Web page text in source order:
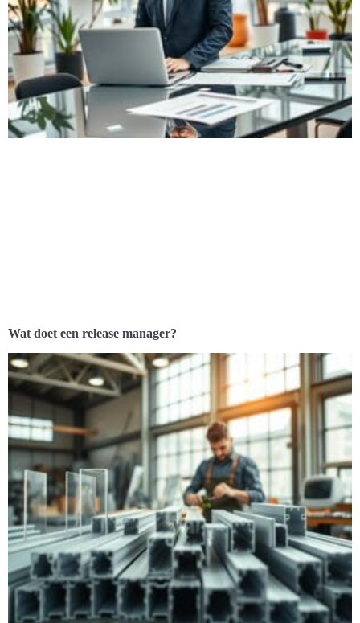
Wat doet een release manager?